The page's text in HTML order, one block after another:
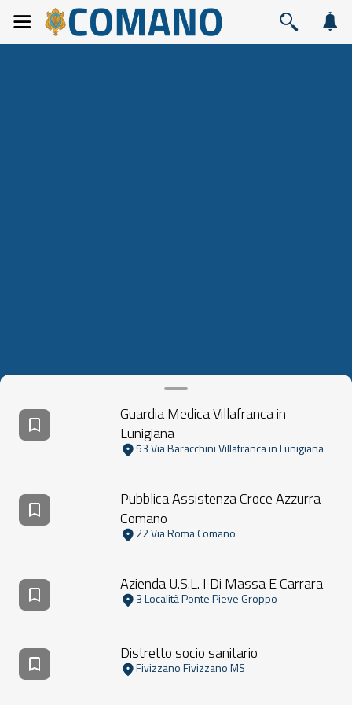
Guardia Medica Villafranca in
Lunigiana
53 Via Baracchini Villafranca in Lunigiana
Pubblica Assistenza Croce Azzurra
Comano
22 Via Roma Comano
Azienda U.S.L. I Di Massa E Carrara
3 Località Ponte Pieve Groppo
Distretto socio sanitario
Fivizzano Fivizzano MS